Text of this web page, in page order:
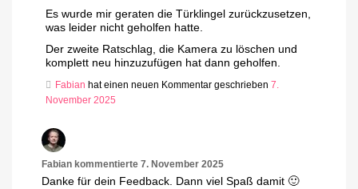
Es wurde mir geraten die Türklingel zurückzusetzen,
was leider nicht geholfen hatte.
Der zweite Ratschlag, die Kamera zu löschen und
komplett neu hinzuzufügen hat dann geholfen.
Fabian hat einen neuen Kommentar geschrieben 7.
November 2025
Fabian kommentierte 7. November 2025
Danke für dein Feedback. Dann viel Spaß damit 🙂